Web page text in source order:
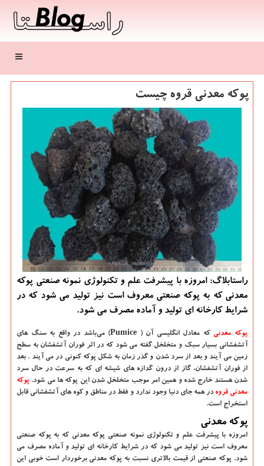
منو
پوكه معدنی قروه چیست
راستابلاگ: امروزه با پیشرفت علم و تكنولوژی نمونه صنعتی پوكه
معدنی كه به پوكه صنعتی معروف است نیز تولید می شود كه در
شرایط كارخانه ای تولید و آماده مصرف می شود.
پوکه معدنی که معادل انگلیسی آن(Pumice ) می‌باشد در واقع به سنگ های
آتشفشانی بسیار سبک و متخلخل گفته می شود که در اثر فوران آتشفشان به سطح
زمین می آیند و بعد از سرد شدن و گذر زمان به شکل پوکه کنونی در می آیند . بعد
از فوران آتشفشان، گاز از درون گدازه‌ های شیشه ‌ای که به سرعت در حال سرد
شدن هستند خارج شده و همین امر موجب متخلخل شدن این پوکه ‌ها می‌ شود. پوکه
معدنی قروه در همه جای دنیا وجود ندارد و فقط در مناطق و کوه های آتشفشانی قابل
استخراج است.
پوکه معدنی
امروزه با پیشرفت علم و تکنولوژی نمونه صنعتی پوکه معدنی که به پوکه صنعتی
معروف است نیز تولید می شود که در شرایط کارخانه ای تولید و آماده مصرف می
شود. پوکه صنعتی از قیمت بالاتری نسبت به پوکه معدنی برخوردار است خوبی این